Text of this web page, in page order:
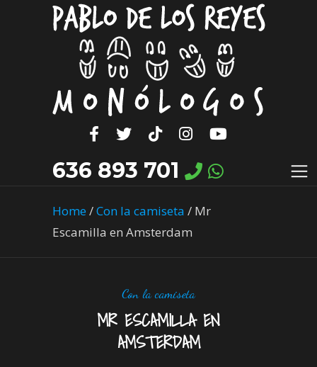
636 893 701
Home/Con la camiseta / Mr
Escamilla en Amsterdam
Con la camiseta
MR ESCAMILLA EN
AMSTERDAM